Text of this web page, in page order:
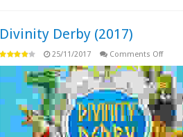
Divinity Derby (2017)
25/11/2017 Comments Offon
Derby
(2017)